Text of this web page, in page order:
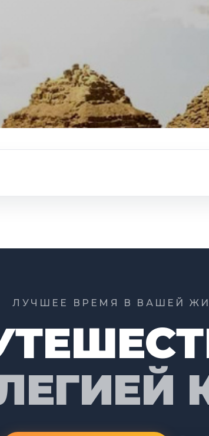
ЛУЧШЕЕ ВРЕМЯ В ВАШЕЙ